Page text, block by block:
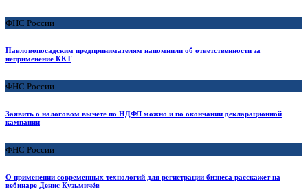
ФНС России
Павловопосадским предпринимателям напомнили об ответственности за
неприменение ККТ
ФНС России
Заявить о налоговом вычете по НДФЛ можно и по окончании декларационной
кампании
ФНС России
О применении современных технологий для регистрации бизнеса расскажет на
вебинаре Денис Кузьмичёв